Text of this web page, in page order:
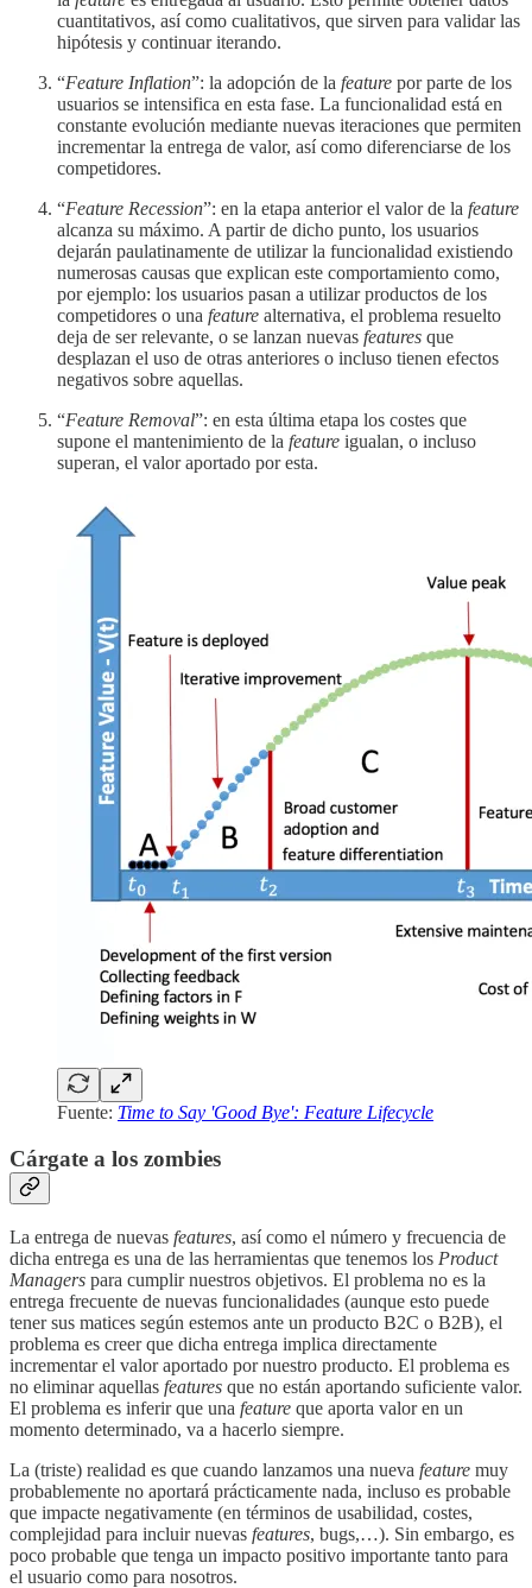
cuantitativos, así como cualitativos, que sirven para validar las
hipótesis y continuar iterando.
“Feature Inflation”: la adopción de la feature por parte de los
usuarios se intensifica en esta fase. La funcionalidad está en
constante evolución mediante nuevas iteraciones que permiten
incrementar la entrega de valor, así como diferenciarse de los
competidores.
“Feature Recession”: en la etapa anterior el valor de la feature
alcanza su máximo. A partir de dicho punto, los usuarios
dejarán paulatinamente de utilizar la funcionalidad existiendo
numerosas causas que explican este comportamiento como,
por ejemplo: los usuarios pasan a utilizar productos de los
competidores o una feature alternativa, el problema resuelto
deja de ser relevante, o se lanzan nuevas features que
desplazan el uso de otras anteriores o incluso tienen efectos
negativos sobre aquellas.
“Feature Removal”: en esta última etapa los costes que
supone el mantenimiento de la feature igualan, o incluso
superan, el valor aportado por esta.
Fuente: Time to Say 'Good Bye': Feature Lifecycle
Cárgate a los zombies
La entrega de nuevas features, así como el número y frecuencia de
dicha entrega es una de las herramientas que tenemos los Product
Managers para cumplir nuestros objetivos. El problema no es la
entrega frecuente de nuevas funcionalidades (aunque esto puede
tener sus matices según estemos ante un producto B2C o B2B), el
problema es creer que dicha entrega implica directamente
incrementar el valor aportado por nuestro producto. El problema es
no eliminar aquellas features que no están aportando suficiente valor.
El problema es inferir que una feature que aporta valor en un
momento determinado, va a hacerlo siempre.
La (triste) realidad es que cuando lanzamos una nueva feature muy
probablemente no aportará prácticamente nada, incluso es probable
que impacte negativamente (en términos de usabilidad, costes,
complejidad para incluir nuevas features, bugs,…). Sin embargo, es
poco probable que tenga un impacto positivo importante tanto para
el usuario como para nosotros.